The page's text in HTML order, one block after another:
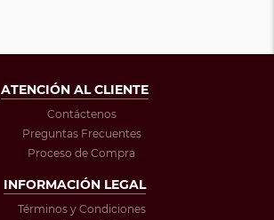
ATENCIÓN AL CLIENTE
Contáctenos
Preguntas Frecuentes
Proceso de Compra
INFORMACIÓN LEGAL
Términos y Condiciones